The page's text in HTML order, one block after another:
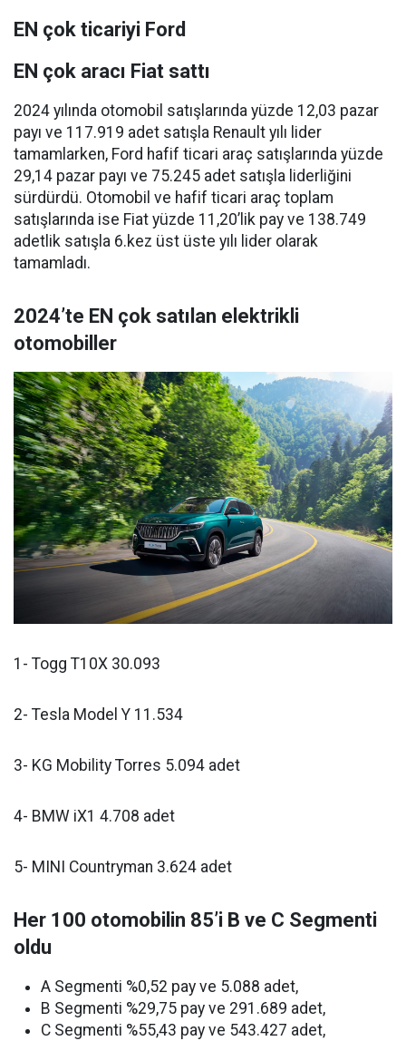
EN çok ticariyi Ford
EN çok aracı Fiat sattı
2024 yılında otomobil satışlarında yüzde 12,03 pazar
payı ve 117.919 adet satışla Renault yılı lider
tamamlarken, Ford hafif ticari araç satışlarında yüzde
29,14 pazar payı ve 75.245 adet satışla liderliğini
sürdürdü. Otomobil ve hafif ticari araç toplam
satışlarında ise Fiat yüzde 11,20’lik pay ve 138.749
adetlik satışla 6.kez üst üste yılı lider olarak
tamamladı.
2024’te EN çok satılan elektrikli
otomobiller
1- Togg T10X 30.093
2- Tesla Model Y 11.534
3- KG Mobility Torres 5.094 adet
4- BMW iX1 4.708 adet
5- MINI Countryman 3.624 adet
Her 100 otomobilin 85’i B ve C Segmenti
oldu
A Segmenti %0,52 pay ve 5.088 adet,
B Segmenti %29,75 pay ve 291.689 adet,
C Segmenti %55,43 pay ve 543.427 adet,